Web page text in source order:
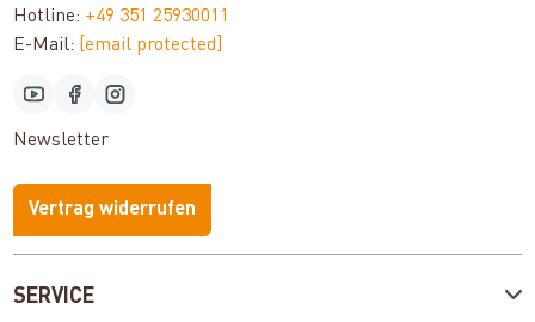
SERVICE
Hotline: +49 351 25930011
E-Mail:
[email protected]
Newsletter
Vertrag widerrufen